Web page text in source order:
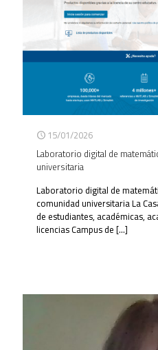
15/01/2026
Laboratorio digital de
universitaria
Laboratorio digital de
comunidad universitaria La
de estudiantes, académicas,
licencias Campus de[…]